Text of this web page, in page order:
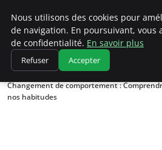
Climatedebtagents
Accueil
Éducation au changement
Changement de comportement :
nos habitudes
Nous utilisons des cookies pour
de navigation. En poursuivant, vous
de confidentialité. En savoir plus
Refuser Accepter